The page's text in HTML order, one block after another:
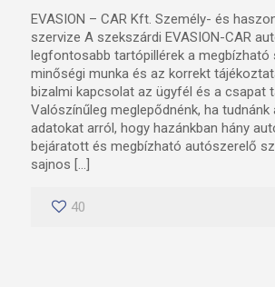
EVASION – CAR Kft. Személy- és
szervize A szekszárdi EVASION-CAR
legfontosabb tartópillérek a megbízható
minőségi munka és az korrekt
bizalmi kapcsolat az ügyfél és a csapat
Valószínűleg meglepődnénk, ha tudnánk
adatokat arról, hogy hazánkban hány
bejáratott és megbízható autószerelő
sajnos […]
40